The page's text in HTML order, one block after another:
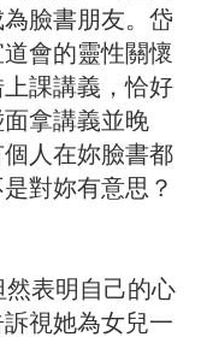
臉書朋友。岱
會的靈性關懷
課講義，恰好
拿講義並晚
人在妳臉書都
對妳有意思？
表明自己的心
視她為女兒一